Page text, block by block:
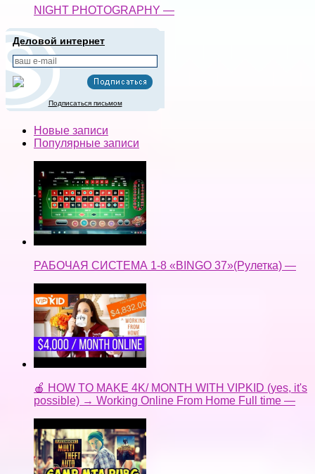
NIGHT PHOTOGRAPHY —
Деловой интернет
Подписаться письмом
Новые записи
Популярные записи
РАБОЧАЯ СИСТЕМА 1-8 «BINGO 37»(Рулетка) —
🍎 HOW TO MAKE 4K/ MONTH WITH VIPKID (yes, it's
possible) → Working Online From Home Full time —